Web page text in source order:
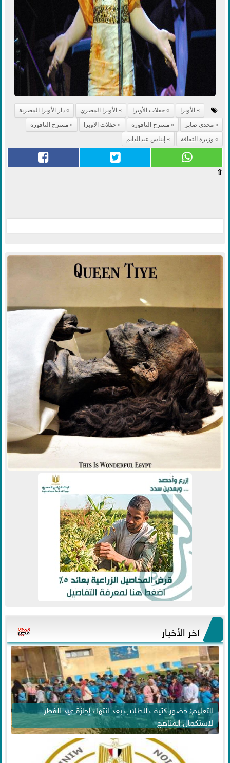
الأوبرا حفلات الأوبرا الأوبرا المصري
دار الأوبرا المصرية
مجدي صابر
مسرح النافورة حفلات الاوبرا
مسرح النافورة
وزيرة الثقافة
إيناس عبدالدايم
⇧
آخر الأخبار
التعليم: حضور كثيف للطلاب بعد انتهاء إجازة عيد الفطر
لاستكمال المناهج